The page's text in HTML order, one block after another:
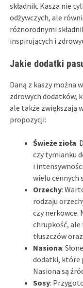
składnik. Kasza nie
odżywczych, ale
różnorodnymi
inspirujących i
Jakie dodatki
Daną z kaszy można
zdrowych dodatków,
ale także zwiększają
propozycji:
Świeże zioła:
czy tymianku
i
wielu cennych
Orzechy:
rodzaju
czy nerkowce.
chrupkość,
tłuszczów
Nasiona:
dodatki, które
Nasiona są
Sosy: